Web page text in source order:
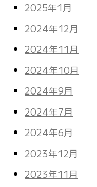
2025年1月
2024年12月
2024年11月
2024年10月
2024年9月
2024年7月
2024年6月
2023年12月
2023年11月